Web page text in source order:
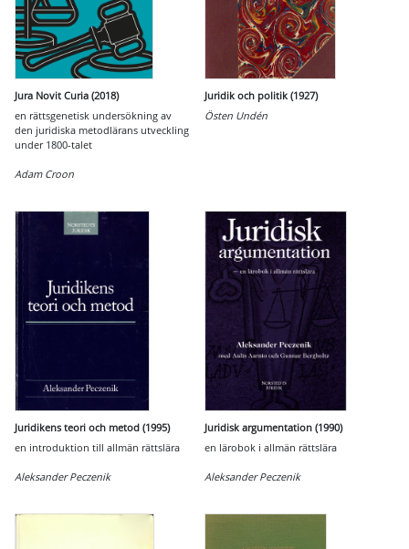
Jura Novit Curia (2018)
en rättsgenetisk undersökning av
den juridiska metodlärans utveckling
under 1800-talet
Adam Croon
Juridik och politik (1927)
Östen Undén
Juridikens teori och metod (1995)
en introduktion till allmän rättslära
Aleksander Peczenik
Juridisk argumentation (1990)
en lärobok i allmän rättslära
Aleksander Peczenik